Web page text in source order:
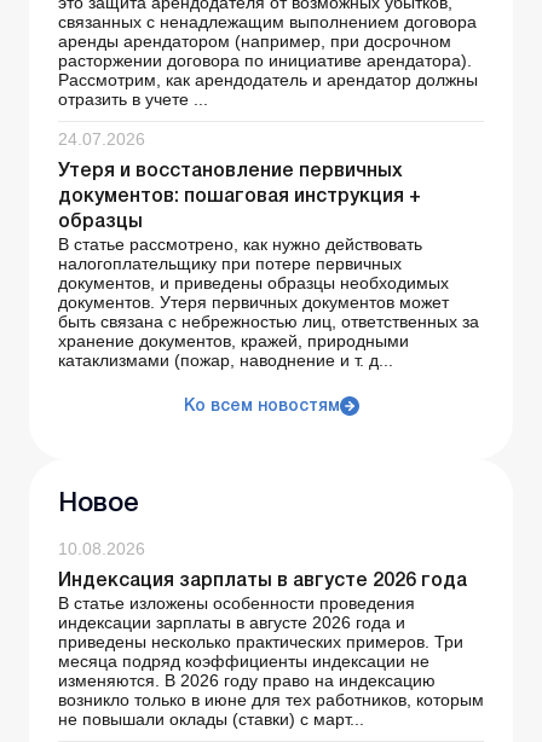
связанных с ненадлежащим выполнением договора
аренды арендатором (например, при досрочном
расторжении договора по инициативе арендатора).
Рассмотрим, как арендодатель и арендатор должны
отразить в учете ...
24.07.2026
Утеря и восстановление первичных
документов: пошаговая инструкция +
образцы
В статье рассмотрено, как нужно действовать
налогоплательщику при потере первичных
документов, и приведены образцы необходимых
документов. Утеря первичных документов может
быть связана с небрежностью лиц, ответственных за
хранение документов, кражей, природными
катаклизмами (пожар, наводнение и т. д...
Ко всем новостям
Новое
10.08.2026
Индексация зарплаты в августе 2026 года
В статье изложены особенности проведения
индексации зарплаты в августе 2026 года и
приведены несколько практических примеров. Три
месяца подряд коэффициенты индексации не
изменяются. В 2026 году право на индексацию
возникло только в июне для тех работников, которым
не повышали оклады (ставки) с март...